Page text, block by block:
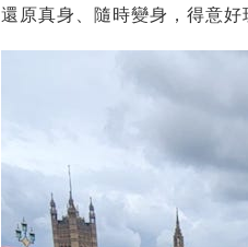
還原真身、隨時變身，得意好